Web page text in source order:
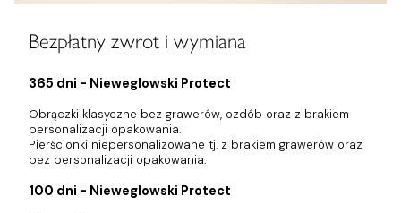
Bezpłatny zwrot i wymiana
365 dni - Nieweglowski Protect
Obrączki klasyczne bez grawerów, ozdób oraz z brakiem
personalizacji opakowania.
Pierścionki niepersonalizowane tj. z brakiem grawerów oraz
bez personalizacji opakowania.
100 dni - Nieweglowski Protect